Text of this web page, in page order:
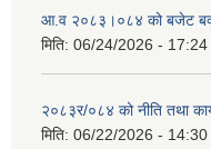
आ.व २०८३।०८४ को बजेट
मिति: 06/24/2026 - 17:24
२०८३र/०८४ को नीति तथा
मिति: 06/22/2026 - 14:30